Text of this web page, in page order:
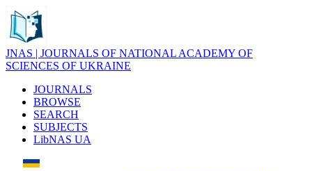
JNAS | JOURNALS OF NATIONAL ACADEMY OF
SCIENCES OF UKRAINE
JOURNALS
BROWSE
SEARCH
SUBJECTS
LibNAS UA